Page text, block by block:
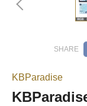
KBParadise